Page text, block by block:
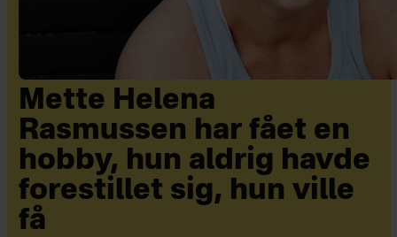
Mette Helena
Rasmussen har fået en
hobby, hun aldrig havde
forestillet sig, hun ville
få